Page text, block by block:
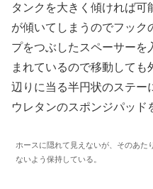
タンクを大きく傾ければ可
が傾いてしまうのでフック
プをつぶしたスペーサーを
まれているので移動しても
辺りに当る半円状のステー
ウレタンのスポンジパッド
ホースに隠れて見えないが、そのあた
ないよう保持している。